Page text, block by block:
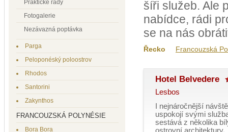
Praktické rady
Fotogalerie
Nezávazná poptávka
Parga
Peloponéský poloostrov
Rhodos
Santorini
Zakynthos
FRANCOUZSKÁ POLYNÉSIE
Bora Bora
šíři služeb. Ale
nabídce, rádi
se na nás
Řecko Francouzská
Hotel Belvedere
Lesbos
I nejnáročnější
uspokojí svými
sestává z několika